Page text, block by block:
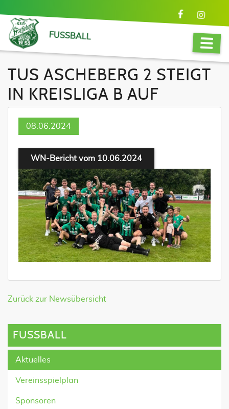
FUSSBALL
TUS ASCHEBERG 2 STEIGT
IN KREISLIGA B AUF
08.06.2024
WN-Bericht vom 10.06.2024
Zurück zur Newsübersicht
FUSSBALL
Aktuelles
Vereinsspielplan
Sponsoren